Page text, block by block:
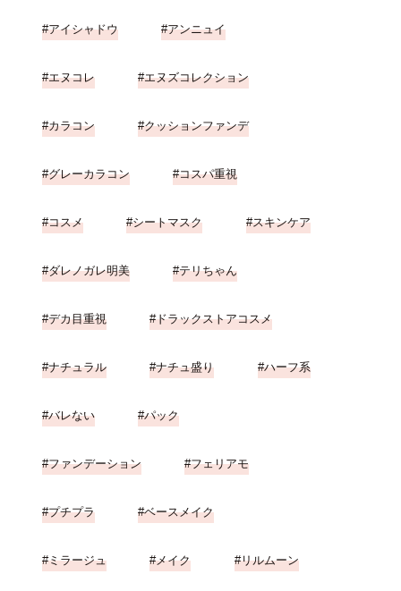
アイシャドウ アンニュイ
エヌコレ エヌズコレクション
カラコン クッションファンデ
グレーカラコン コスパ重視
コスメ シートマスク スキンケア
ダレノガレ明美 テリちゃん
デカ目重視 ドラックストアコスメ
ナチュラル ナチュ盛り ハーフ系
バレない パック
ファンデーション フェリアモ
プチプラ ベースメイク
ミラージュ メイク リルムーン